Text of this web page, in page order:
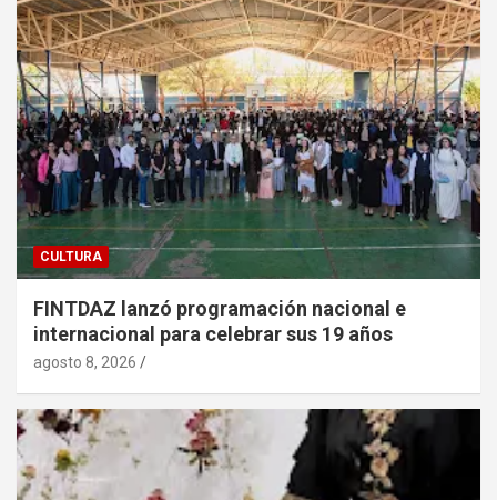
CULTURA
FINTDAZ lanzó programación nacional e
internacional para celebrar sus 19 años
agosto 8, 2026